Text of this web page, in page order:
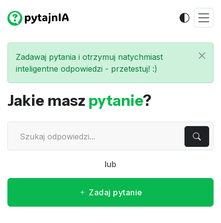
Zadawaj pytania i otrzymuj natychmiast
inteligentne odpowiedzi - przetestuj! :)
Jakie masz pytanie?
lub
Zadaj pytanie